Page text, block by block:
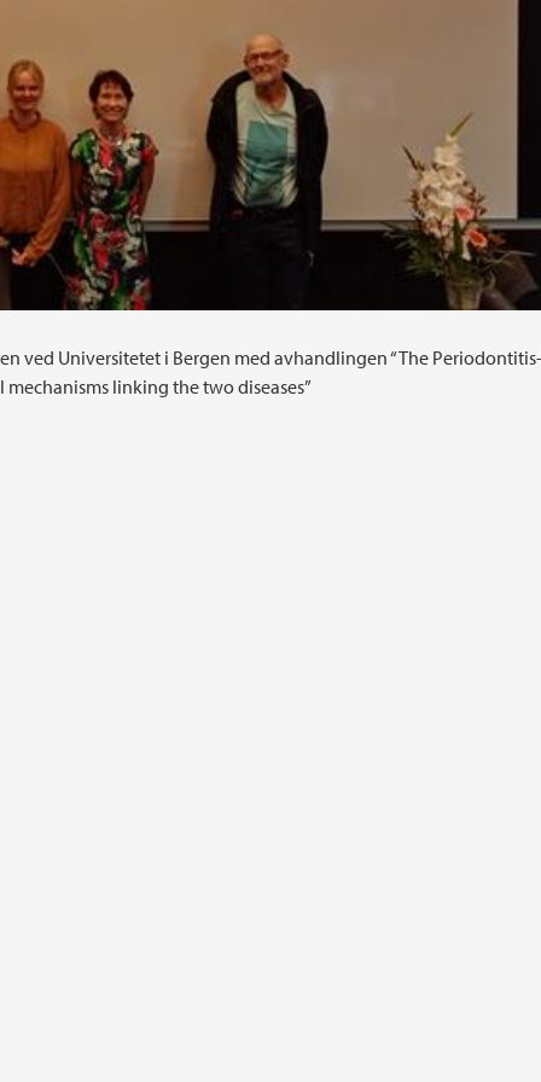
ved Universitetet i Bergen med avhandlingen “The Periodontitis-
linking the two diseases”